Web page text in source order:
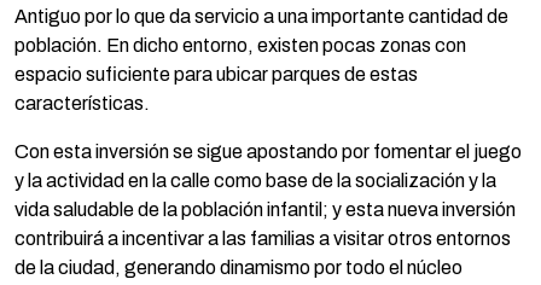
Antiguo por lo que da servicio a una importante cantidad de
población. En dicho entorno, existen pocas zonas con
espacio suficiente para ubicar parques de estas
características.
Con esta inversión se sigue apostando por fomentar el juego
y la actividad en la calle como base de la socialización y la
vida saludable de la población infantil; y esta nueva inversión
contribuirá a incentivar a las familias a visitar otros entornos
de la ciudad, generando dinamismo por todo el núcleo